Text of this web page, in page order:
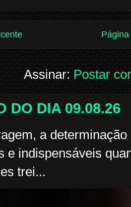
Assinar:Postar
DO DIA 09.08.26
a
e indispensáveis
trei...